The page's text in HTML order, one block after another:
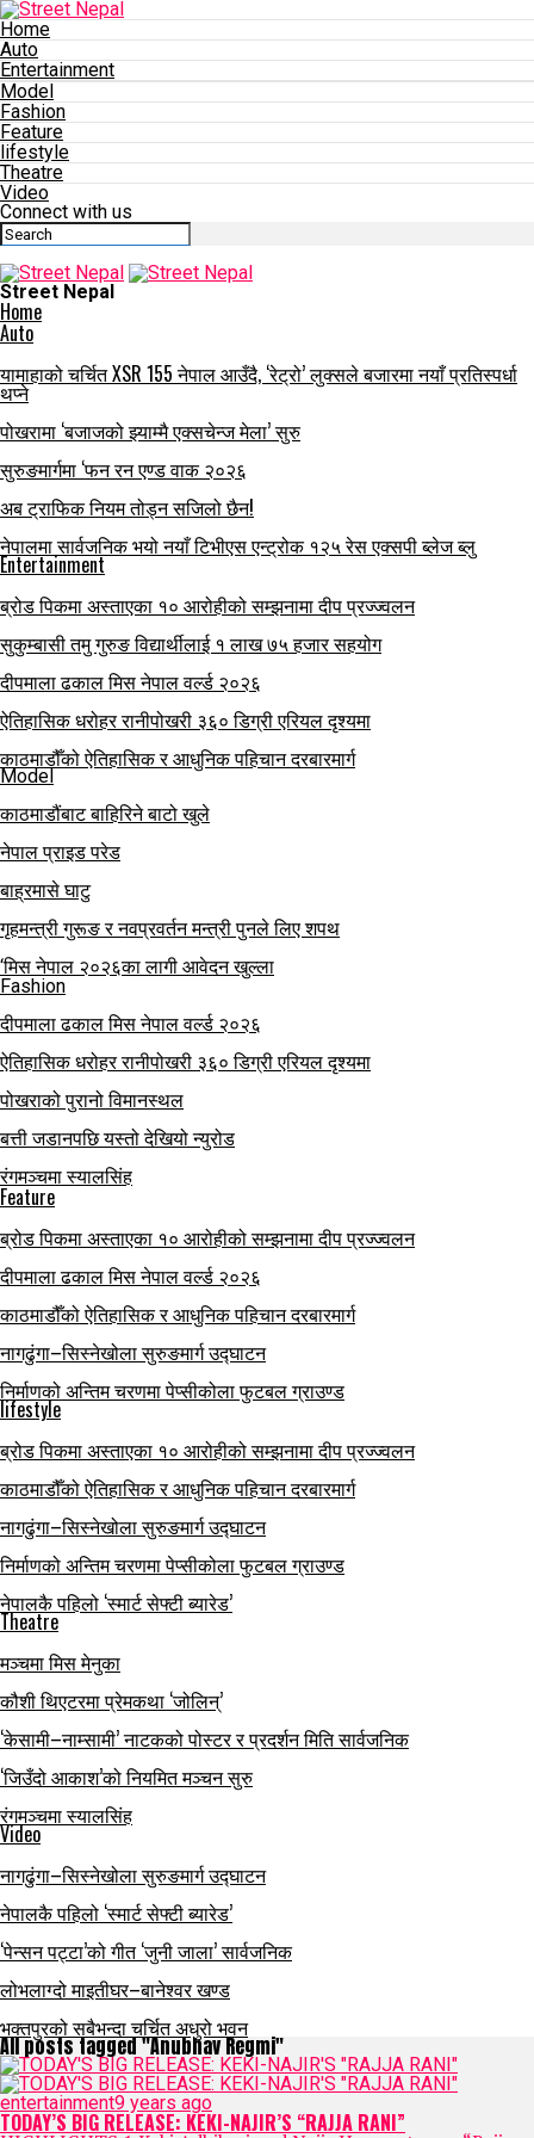
Home
Auto
Entertainment
Model
Fashion
Feature
lifestyle
Theatre
Video
Connect with us
Street Nepal
Home
Auto
यामाहाको चर्चित XSR 155 नेपाल आउँदै, ‘रेट्रो’ लुक्सले बजारमा नयाँ प्रतिस्पर्धा
थप्ने
पोखरामा ‘बजाजको झ्याम्मै एक्सचेन्ज मेला’ सुरु
सुरुङमार्गमा ‘फन रन एण्ड वाक २०२६
अब ट्राफिक नियम तोड्न सजिलो छैन!
नेपालमा सार्वजनिक भयो नयाँ टिभीएस एन्ट्रोक १२५ रेस एक्सपी ब्लेज ब्लु
Entertainment
ब्रोड पिकमा अस्ताएका १० आरोहीको सम्झनामा दीप प्रज्ज्वलन
सुकुम्बासी तमु गुरुङ विद्यार्थीलाई १ लाख ७५ हजार सहयोग
दीपमाला ढकाल मिस नेपाल वर्ल्ड २०२६
ऐतिहासिक धरोहर रानीपोखरी ३६० डिग्री एरियल दृश्यमा
काठमाडौँको ऐतिहासिक र आधुनिक पहिचान दरबारमार्ग
Model
काठमाडौंबाट बाहिरिने बाटो खुले
नेपाल प्राइड परेड
बाह्रमासे घाटु
गृहमन्त्री गुरूङ र नवप्रवर्तन मन्त्री पुनले लिए शपथ
‘मिस नेपाल २०२६का लागी आवेदन खुल्ला
Fashion
दीपमाला ढकाल मिस नेपाल वर्ल्ड २०२६
ऐतिहासिक धरोहर रानीपोखरी ३६० डिग्री एरियल दृश्यमा
पोखराको पुरानो विमानस्थल
बत्ती जडानपछि यस्तो देखियो न्युरोड
रंगमञ्चमा स्यालसिंह
Feature
ब्रोड पिकमा अस्ताएका १० आरोहीको सम्झनामा दीप प्रज्ज्वलन
दीपमाला ढकाल मिस नेपाल वर्ल्ड २०२६
काठमाडौँको ऐतिहासिक र आधुनिक पहिचान दरबारमार्ग
नागढुंगा–सिस्नेखोला सुरुङमार्ग उद्घाटन
निर्माणको अन्तिम चरणमा पेप्सीकोला फुटबल ग्राउण्ड
lifestyle
ब्रोड पिकमा अस्ताएका १० आरोहीको सम्झनामा दीप प्रज्ज्वलन
काठमाडौँको ऐतिहासिक र आधुनिक पहिचान दरबारमार्ग
नागढुंगा–सिस्नेखोला सुरुङमार्ग उद्घाटन
निर्माणको अन्तिम चरणमा पेप्सीकोला फुटबल ग्राउण्ड
नेपालकै पहिलो ‘स्मार्ट सेफ्टी ब्यारेड’
Theatre
मञ्चमा मिस मेनुका
कौशी थिएटरमा प्रेमकथा ‘जोलिन्’
‘केसामी–नाम्सामी’ नाटकको पोस्टर र प्रदर्शन मिति सार्वजनिक
‘जिउँदो आकाश’को नियमित मञ्चन सुरु
रंगमञ्चमा स्यालसिंह
Video
नागढुंगा–सिस्नेखोला सुरुङमार्ग उद्घाटन
नेपालकै पहिलो ‘स्मार्ट सेफ्टी ब्यारेड’
‘पेन्सन पट्टा’को गीत ‘जुनी जाला’ सार्वजनिक
लोभलाग्दो माइतीघर–बानेश्वर खण्ड
भक्तपुरको सबैभन्दा चर्चित अधुरो भवन
All posts tagged "Anubhav Regmi"
entertainment9 years ago
TODAY’S BIG RELEASE: KEKI-NAJIR’S “RAJJA RANI”